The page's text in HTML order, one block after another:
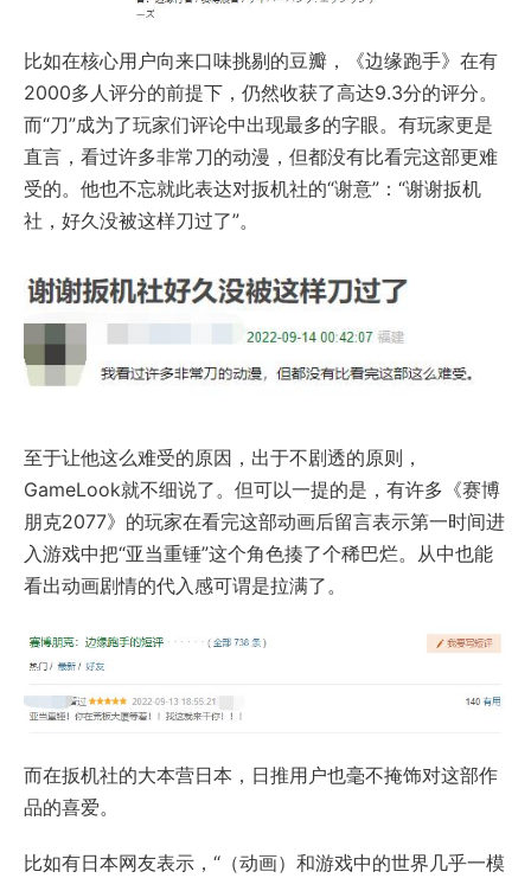
比如在核心用户向来口味挑剔的豆瓣，《边缘跑手》在有
2000多人评分的前提下，仍然收获了高达9.3分的评分。
而“刀”成为了玩家们评论中出现最多的字眼。有玩家更是
直言，看过许多非常刀的动漫，但都没有比看完这部更难
受的。他也不忘就此表达对扳机社的“谢意”：“谢谢扳机
社，好久没被这样刀过了”。
至于让他这么难受的原因，出于不剧透的原则，
GameLook就不细说了。但可以一提的是，有许多《赛博
朋克2077》的玩家在看完这部动画后留言表示第一时间进
入游戏中把“亚当重锤”这个角色揍了个稀巴烂。从中也能
看出动画剧情的代入感可谓是拉满了。
而在扳机社的大本营日本，日推用户也毫不掩饰对这部作
品的喜爱。
比如有日本网友表示，“（动画）和游戏中的世界几乎一模